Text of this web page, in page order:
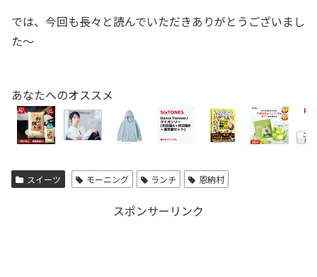
では、今回も長々と読んでいただきありがとうございまし
た～
あなたへのオススメ
スイーツ モーニング ランチ 恩納村
スポンサーリンク